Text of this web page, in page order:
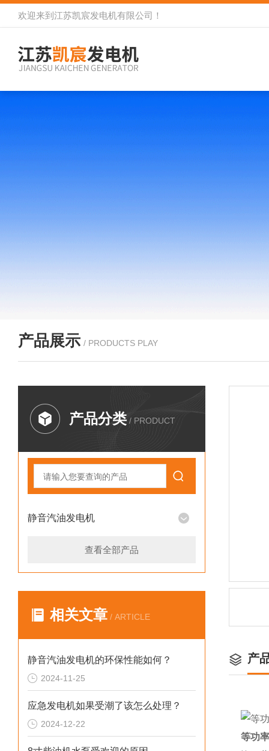
欢迎来到 江苏凯宸发电机有限公司 ！
产品展示 / PRODUCTS PLAY
产品分类 / PRODUCT
静音汽油发电机
查看全部产品
相关文章 / ARTICLE
静音汽油发电机的环保性能如何？
2024-11-25
应急发电机如果受潮了该怎么处理？
2024-12-22
产
等功